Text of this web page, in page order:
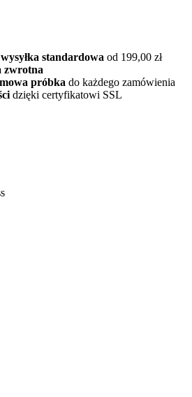
standardowa od 199,00 zł
zwrotna
próbka do każdego zamówienia
dzięki certyfikatowi SSL